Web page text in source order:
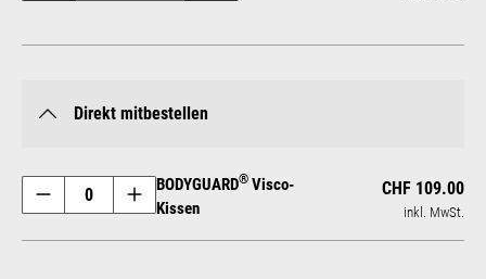
Direkt mitbestellen
BODYGUARD® Visco-
Kissen
CHF 109.00
inkl. MwSt.